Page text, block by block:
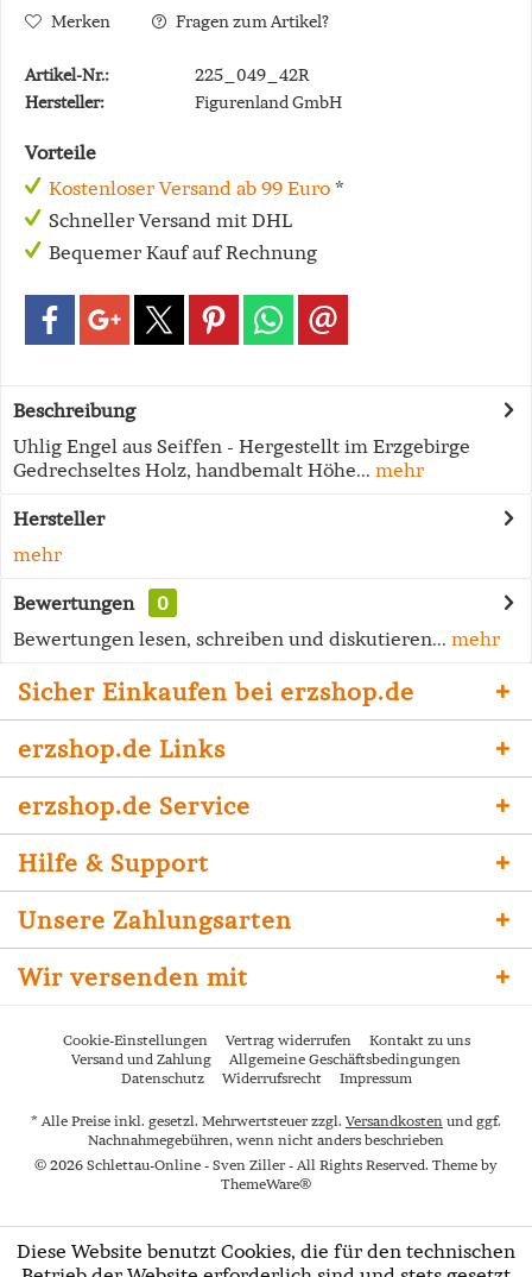
Merken Fragen zum Artikel?
Artikel-Nr.:
225_049_42R
Hersteller:
Figurenland GmbH
Vorteile
Kostenloser Versand ab 99 Euro *
Schneller Versand mit DHL
Bequemer Kauf auf Rechnung
Beschreibung
Uhlig Engel aus Seiffen - Hergestellt im Erzgebirge
Gedrechseltes Holz, handbemalt Höhe... mehr
Hersteller
mehr
Bewertungen
0
Bewertungen lesen, schreiben und diskutieren... mehr
Sicher Einkaufen bei erzshop.de
erzshop.de Links
erzshop.de Service
Hilfe & Support
Unsere Zahlungsarten
Wir versenden mit
Cookie-Einstellungen Vertrag widerrufen
Kontakt zu uns
Versand und Zahlung
Allgemeine Geschäftsbedingungen
Datenschutz
Widerrufsrecht Impressum
* Alle Preise inkl. gesetzl. Mehrwertsteuer zzgl. Versandkosten und ggf.
Nachnahmegebühren, wenn nicht anders beschrieben
© 2026 Schlettau-Online - Sven Ziller - All Rights Reserved. Theme by
ThemeWare®
Diese Website benutzt Cookies, die für den technischen